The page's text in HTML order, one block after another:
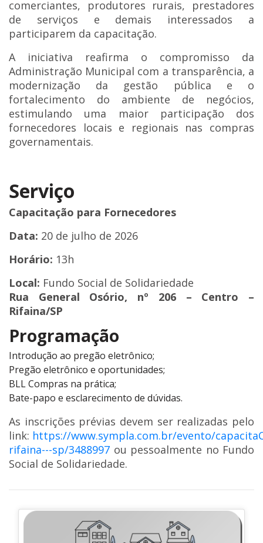
comerciantes, produtores rurais, prestadores
de serviços e demais interessados a
participarem da capacitação.
A iniciativa reafirma o compromisso da
Administração Municipal com a transparência, a
modernização da gestão pública e o
fortalecimento do ambiente de negócios,
estimulando uma maior participação dos
fornecedores locais e regionais nas compras
governamentais.
Serviço
Capacitação para Fornecedores
Data: 20 de julho de 2026
Horário: 13h
Local: Fundo Social de Solidariedade
Rua General Osório, nº 206 – Centro –
Rifaina/SP
Programação
Introdução ao pregão eletrônico;
Pregão eletrônico e oportunidades;
BLL Compras na prática;
Bate-papo e esclarecimento de dúvidas.
As inscrições prévias devem ser realizadas pelo
link: https://www.sympla.com.br/evento/
rifaina---sp/3488997 ou pessoalmente no Fundo
Social de Solidariedade.